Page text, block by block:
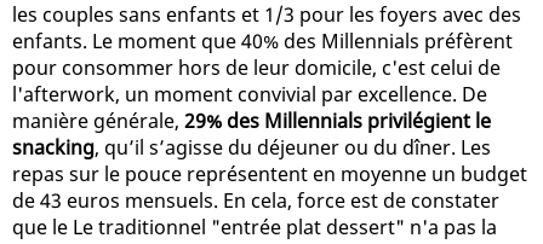
les couples sans enfants et 1/3 pour les foyers avec des
enfants. Le moment que 40% des Millennials préfèrent
pour consommer hors de leur domicile, c'est celui de
l'afterwork, un moment convivial par excellence. De
manière générale, 29% des Millennials privilégient le
snacking, qu’il s’agisse du déjeuner ou du dîner. Les
repas sur le pouce représentent en moyenne un budget
de 43 euros mensuels. En cela, force est de constater
que le Le traditionnel "entrée plat dessert" n'a pas la